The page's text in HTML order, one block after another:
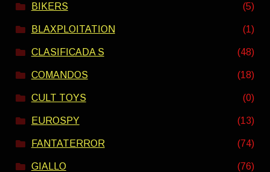
BIKERS (5)
BLAXPLOITATION (1)
CLASIFICADA S (48)
COMANDOS (18)
CULT TOYS (0)
EUROSPY (13)
FANTATERROR (74)
GIALLO (76)